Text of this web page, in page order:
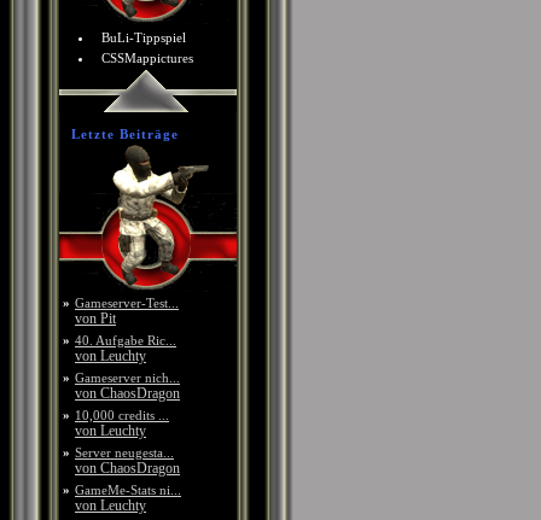
BuLi-Tippspiel
CSSMappictures
Letzte Beiträge
» Gameserver-Test...
von Pit
» 40. Aufgabe Ric...
von Leuchty
» Gameserver nich...
von ChaosDragon
» 10,000 credits ...
von Leuchty
» Server neugesta...
von ChaosDragon
» GameMe-Stats ni...
von Leuchty